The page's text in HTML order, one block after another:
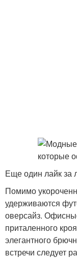
Еще один лайк за
Помимо
удерживаются
оверсайз.
приталенного
элегантного
встречи следует